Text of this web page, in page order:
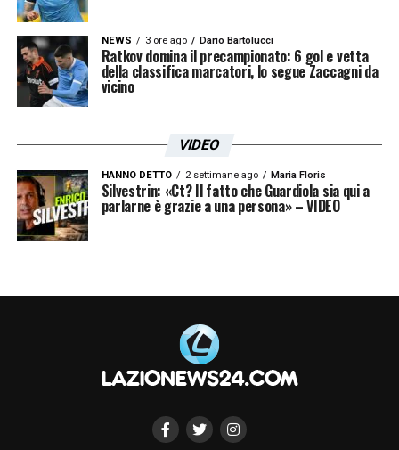
NEWS 3 ore ago Dario Bartolucci
Ratkov domina il precampionato: 6 gol e vetta
della classifica marcatori, lo segue Zaccagni da
vicino
VIDEO
HANNO DETTO 2 settimane ago Maria Floris
Silvestrin: «Ct? Il fatto che Guardiola sia qui a
parlarne è grazie a una persona» – VIDEO